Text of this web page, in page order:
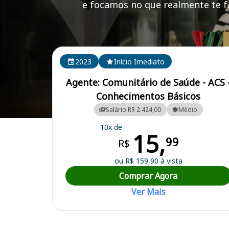
e focamos no que realmente te
Curso Preparatório para o Concurso Colares/PA - Prefeitura Municipal
Cursos em destaque para passar no concurso
2023
Início Imediato
Agente: Comunitário de Saúde - ACS
Conhecimentos Básicos
Salário R$ 2.424,00 Médio
10x de
R$ 15,99
ou R$ 159,90 à vista
Comprar Agora
Ver Mais